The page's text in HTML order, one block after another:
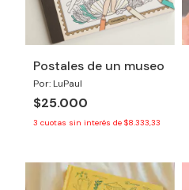
Postales de un museo
Por: LuPaul
$25.000
3 cuotas sin interés de $8.333,33